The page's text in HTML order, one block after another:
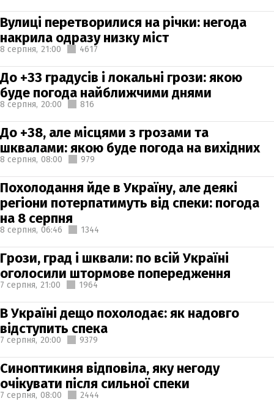
Вулиці перетворилися на річки: негода
накрила одразу низку міст
8 серпня, 21:00 4617
До +33 градусів і локальні грози: якою
буде погода найближчими днями
8 серпня, 20:00 816
До +38, але місцями з грозами та
шквалами: якою буде погода на вихідних
8 серпня, 08:00 979
Похолодання йде в Україну, але деякі
регіони потерпатимуть від спеки: погода
на 8 серпня
8 серпня, 06:46 1344
Грози, град і шквали: по всій Україні
оголосили штормове попередження
7 серпня, 21:00 1964
В Україні дещо похолодає: як надовго
відступить спека
7 серпня, 20:00 9379
Синоптикиня відповіла, яку негоду
очікувати після сильної спеки
7 серпня, 08:00 2444